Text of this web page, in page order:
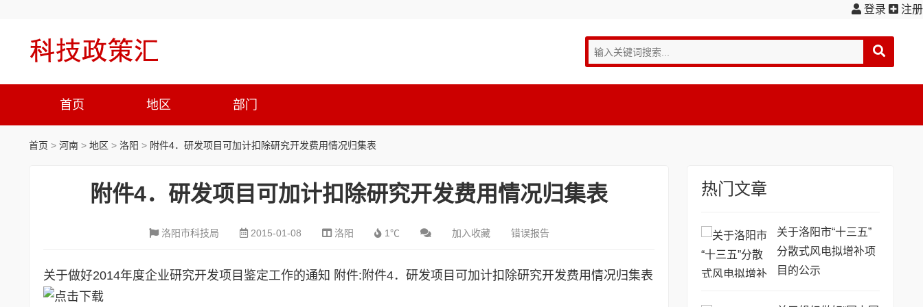
登录 注册
首页 地区 部门
首页 > 河南 > 地区 > 洛阳 > 附件4．研发项目可加计扣除研究开发费用情况归集表
附件4．研发项目可加计扣除研究开发费用情况归集表
洛阳市科技局 2015-01-08 洛阳 1℃ 加入收藏 错误报告
关于做好2014年度企业研究开发项目鉴定工作的通知 附件: 附件4．研发项目可加计扣除研究开发费用情况归集表
热门文章
关于洛阳市“十三五”
分散式风电拟增补项
目的公示